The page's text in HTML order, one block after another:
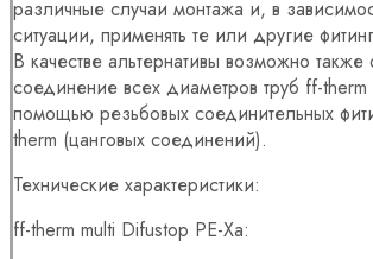
различные случаи монтажа и, в
ситуации, применять те или другие
В качестве альтернативы возможно
соединение всех диаметров труб ff-therm
помощью резьбовых соединительных
therm (цанговых соединений).
Технические характеристики:
ff-therm multi Difustop PE-Xa: